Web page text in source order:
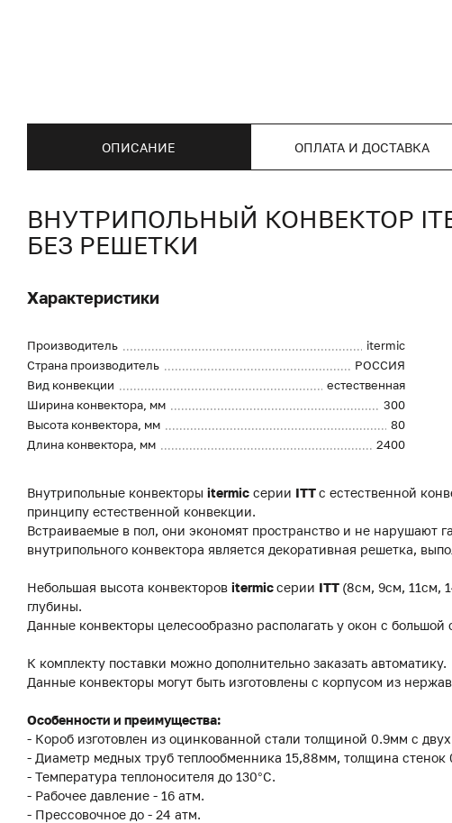
ОПИСАНИЕ ОПЛАТА И ДОСТАВКА
ВНУТРИПОЛЬНЫЙ КОНВЕКТОР
БЕЗ РЕШЕТКИ
Характеристики
Производитель
itermic
Страна производитель
РОССИЯ
Вид конвекции
естественная
Ширина конвектора, мм
300
Высота конвектора, мм
80
Длина конвектора, мм
2400
Внутрипольные конвекторы itermic серии ITTс естественной
принципу естественной конвекции.
Встраиваемые в пол, они экономят пространство и не нарушают
внутрипольного конвектора является декоративная решетка,
Небольшая высота конвекторов itermicсерии ITT (8см, 9см, 11см,
глубины.
Данные конвекторы целесообразно располагать у окон с большой
К комплекту поставки можно дополнительно заказать автоматику.
Данные конвекторы могут быть изготовлены с корпусом из
Особенности и преимущества:
- Короб изготовлен из оцинкованной стали толщиной 0.9мм с
- Диаметр медных труб теплообменника 15,88мм, толщина стенок
- Температура теплоносителя до 130°C.
- Рабочее давление - 16 атм.
- Прессовочное до - 24 атм.